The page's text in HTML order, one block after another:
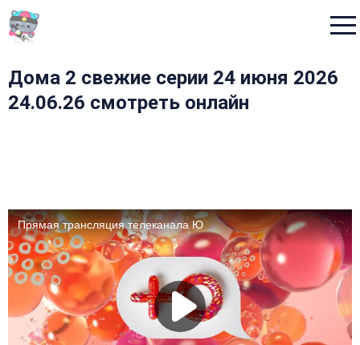
Дома 2 свежие серии 24 июня 2026
24.06.26 смотреть онлайн